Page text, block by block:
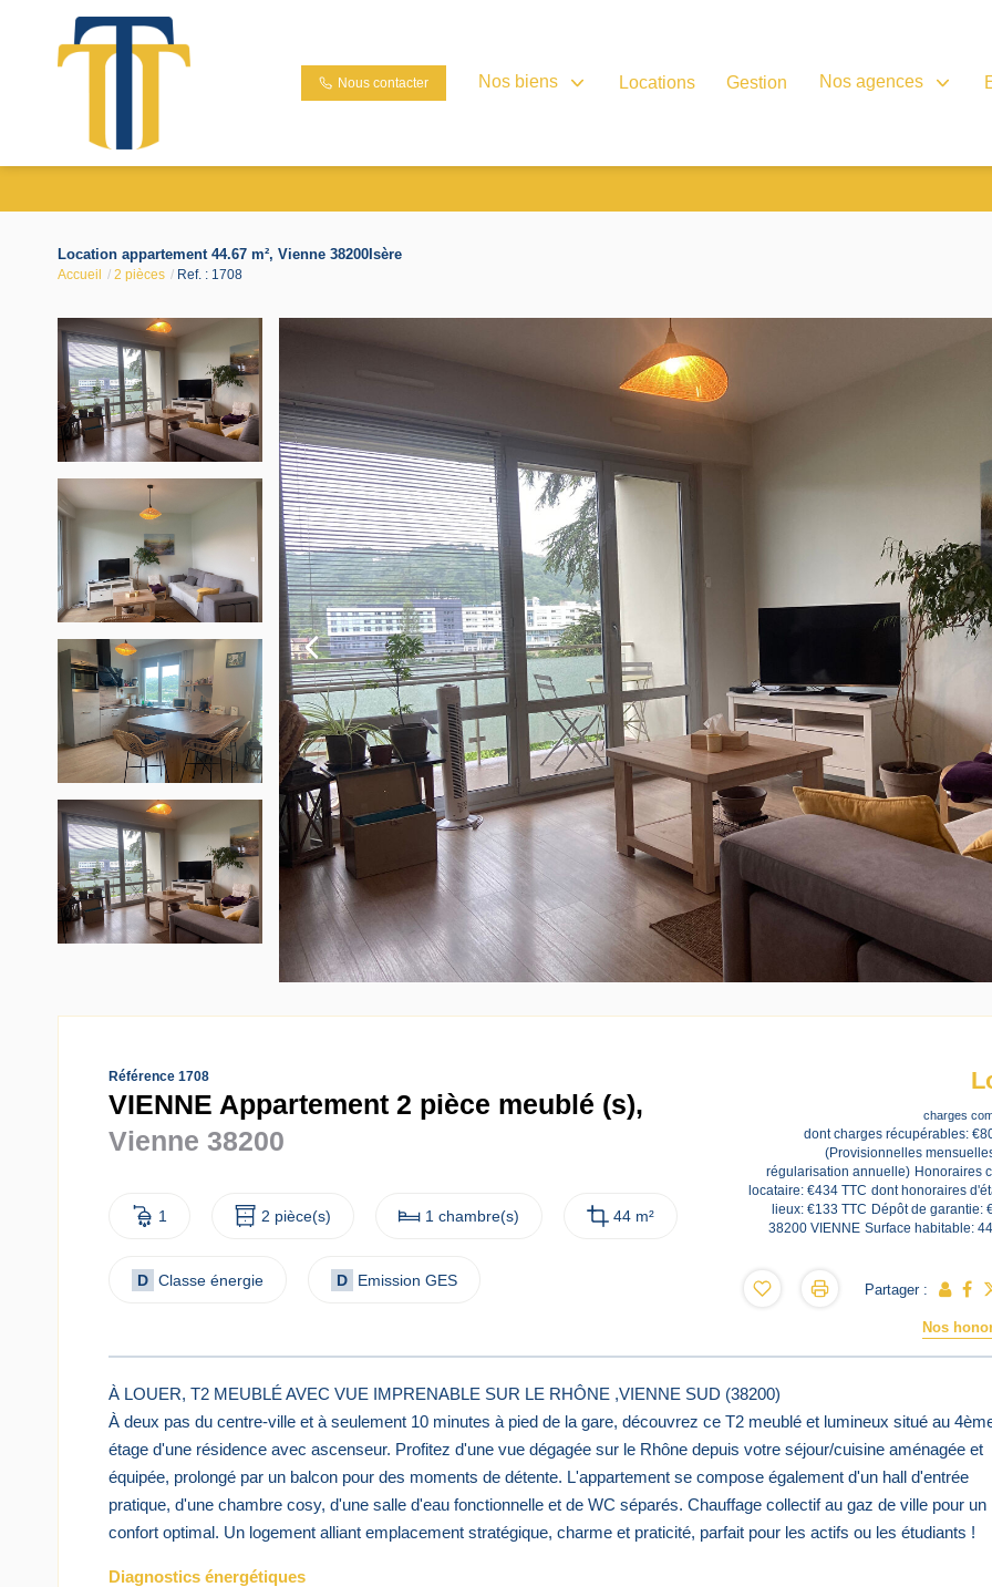
Nous contacter Nos biens Locations Gestion Nos agences
Location appartement 44.67 m², Vienne 38200Isère
Accueil 2 pièces Ref. : 1708
Référence 1708
VIENNE Appartement 2 pièce meublé (s),
Vienne 38200
1 2 pièce(s) 1 chambre(s) 44 m²
D Classe énergie D Emission GES
charges
dont charges récupérables:
(Provisionnelles
régularisation annuelle) Honoraires
locataire: €434 TTC dont honoraires
lieux: €133 TTC Dépôt de garantie:
38200 VIENNE Surface habitable:
Partager :
Nos
À LOUER, T2 MEUBLÉ AVEC VUE IMPRENABLE SUR LE RHÔNE ,VIENNE SUD (38200)
À deux pas du centre-ville et à seulement 10 minutes à pied de la gare, découvrez ce T2 meublé et lumineux situé au
étage d'une résidence avec ascenseur. Profitez d'une vue dégagée sur le Rhône depuis votre séjour/cuisine aménagée et
équipée, prolongé par un balcon pour des moments de détente. L'appartement se compose également d'un hall d'entrée
pratique, d'une chambre cosy, d'une salle d'eau fonctionnelle et de WC séparés. Chauffage collectif au gaz de ville pour un
confort optimal. Un logement alliant emplacement stratégique, charme et praticité, parfait pour les actifs ou les étudiants !
Diagnostics énergétiques